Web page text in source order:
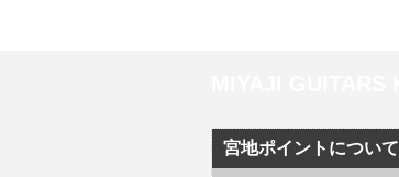
宮地ポイントについて